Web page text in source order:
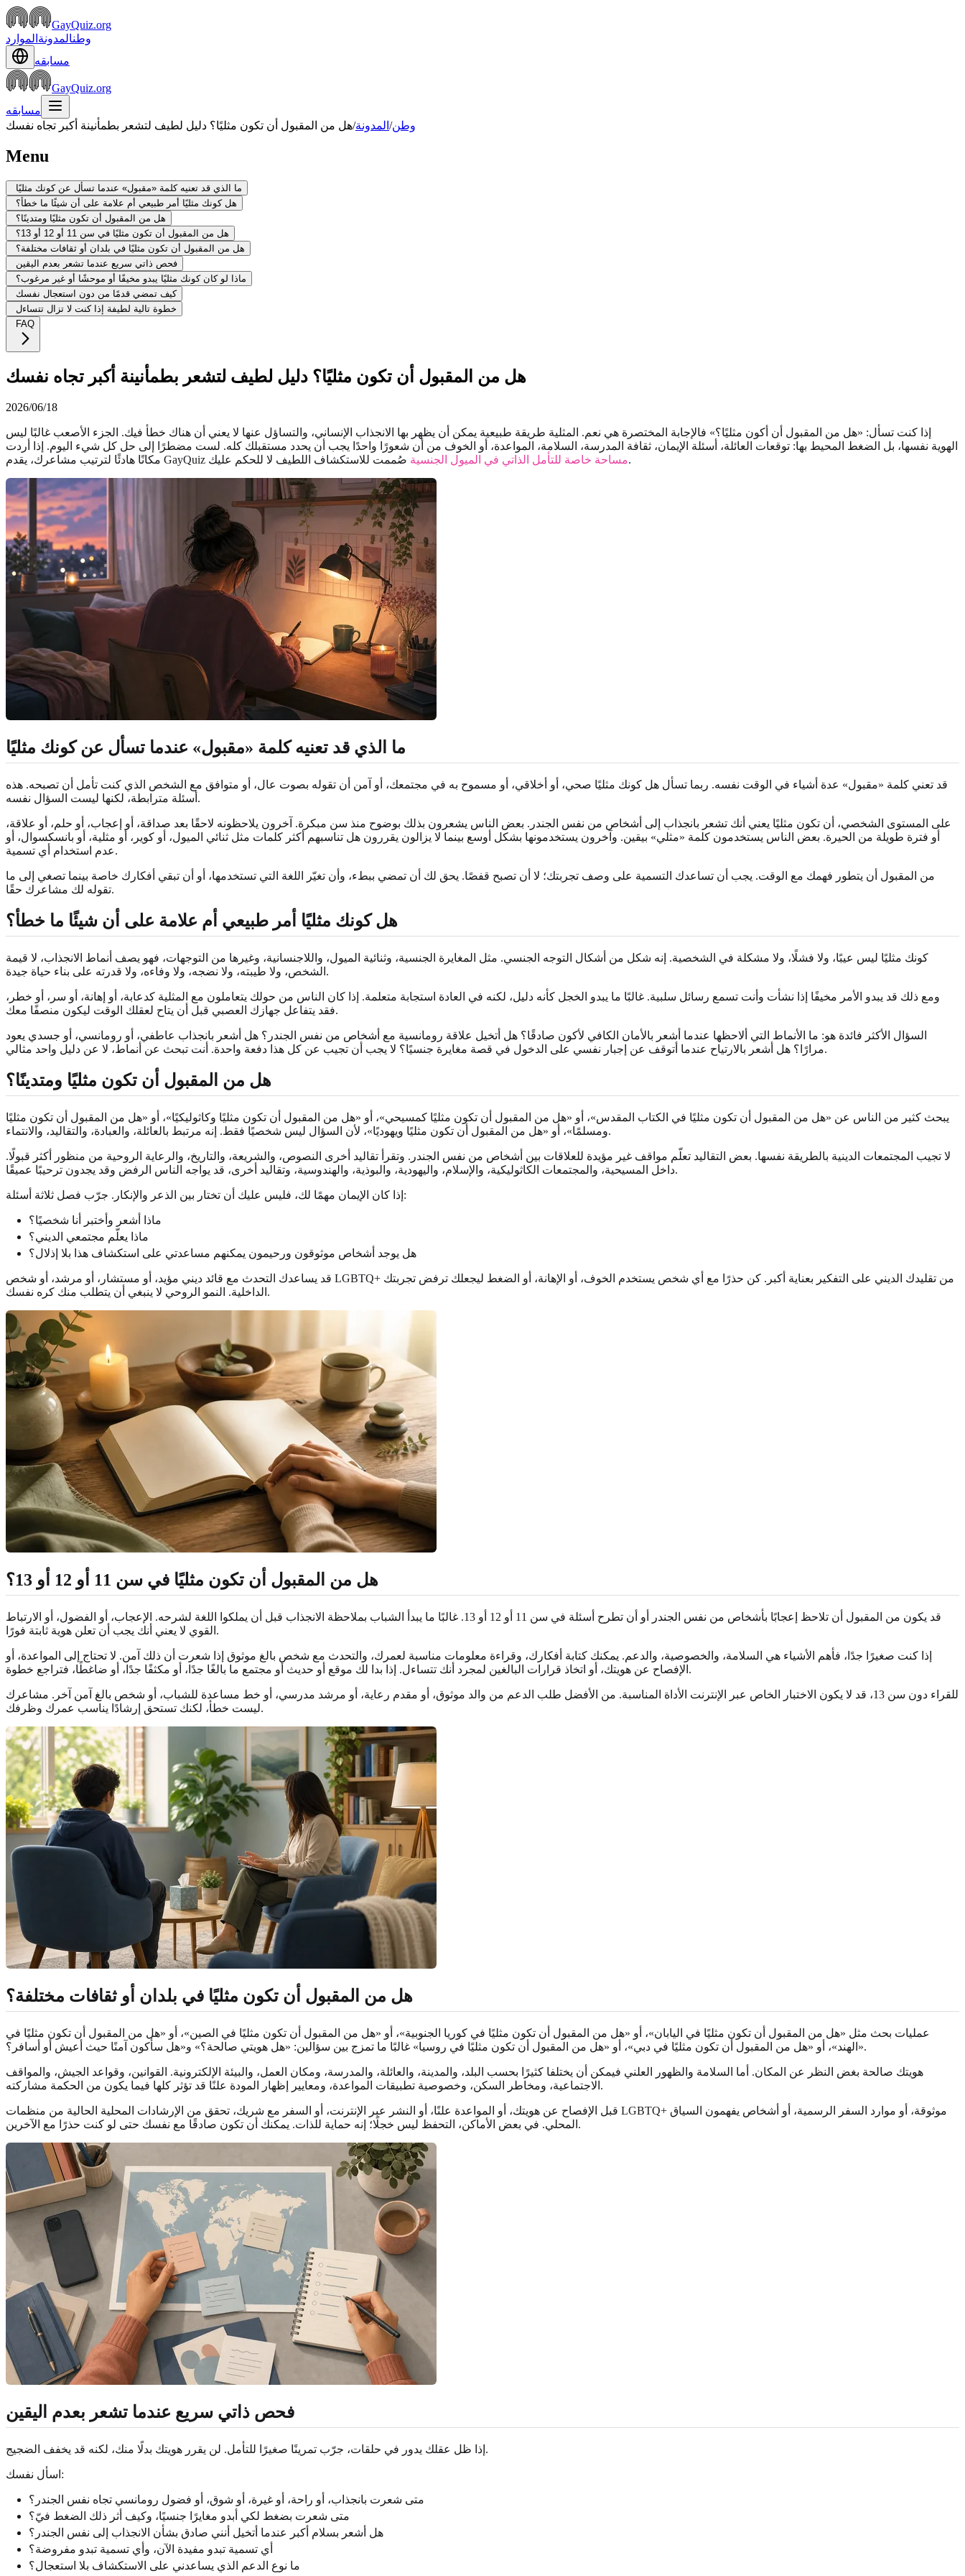
GayQuiz.org
وطنالمدونة الموارد
مسابقه
GayQuiz.org
مسابقه
وطن/ المدونة/هل من المقبول أن تكون مثليًا؟ دليل لطيف لتشعر بطمأنينة أكبر تجاه نفسك
Menu
ما الذي قد تعنيه كلمة «مقبول» عندما تسأل عن كونك مثليًا
هل كونك مثليًا أمر طبيعي أم علامة على أن شيئًا ما خطأ؟
هل من المقبول أن تكون مثليًا ومتدينًا؟
هل من المقبول أن تكون مثليًا في سن 11 أو 12 أو 13؟
هل من المقبول أن تكون مثليًا في بلدان أو ثقافات مختلفة؟
فحص ذاتي سريع عندما تشعر بعدم اليقين
ماذا لو كان كونك مثليًا يبدو مخيفًا أو موحشًا أو غير مرغوب؟
كيف تمضي قدمًا من دون استعجال نفسك
خطوة تالية لطيفة إذا كنت لا تزال تتساءل
FAQ
هل من المقبول أن تكون مثليًا؟ دليل لطيف لتشعر بطمأنينة أكبر تجاه نفسك
2026/06/18
إذا كنت تسأل: «هل من المقبول أن أكون مثليًا؟» فالإجابة المختصرة هي نعم. المثلية طريقة طبيعية يمكن أن يظهر بها الانجذاب الإنساني، والتساؤل عنها لا يعني أن هناك خطأ فيك. الجزء الأصعب غالبًا ليس
الهوية نفسها، بل الضغط المحيط بها: توقعات العائلة، أسئلة الإيمان، ثقافة المدرسة، السلامة، المواعدة، أو الخوف من أن شعورًا واحدًا يجب أن يحدد مستقبلك كله. لست مضطرًا إلى حل كل شيء اليوم. إذا أردت
مكانًا هادئًا لترتيب مشاعرك، يقدم GayQuiz
مساحة خاصة للتأمل الذاتي في الميول الجنسيةصُممت للاستكشاف اللطيف لا للحكم عليك.
ما الذي قد تعنيه كلمة «مقبول» عندما تسأل عن كونك مثليًا
قد تعني كلمة «مقبول» عدة أشياء في الوقت نفسه. ربما تسأل هل كونك مثليًا صحي، أو أخلاقي، أو مسموح به في مجتمعك، أو آمن أن تقوله بصوت عال، أو متوافق مع الشخص الذي كنت تأمل أن تصبحه. هذه
أسئلة مترابطة، لكنها ليست السؤال نفسه.
على المستوى الشخصي، أن تكون مثليًا يعني أنك تشعر بانجذاب إلى أشخاص من نفس الجندر. بعض الناس يشعرون بذلك بوضوح منذ سن مبكرة. آخرون يلاحظونه لاحقًا بعد صداقة، أو إعجاب، أو حلم، أو علاقة،
أو فترة طويلة من الحيرة. بعض الناس يستخدمون كلمة «مثلي» بيقين. وآخرون يستخدمونها بشكل أوسع بينما لا يزالون يقررون هل تناسبهم أكثر كلمات مثل ثنائي الميول، أو كوير، أو مثلية، أو بانسكسوال، أو
عدم استخدام أي تسمية.
من المقبول أن يتطور فهمك مع الوقت. يجب أن تساعدك التسمية على وصف تجربتك؛ لا أن تصبح قفصًا. يحق لك أن تمضي ببطء، وأن تغيّر اللغة التي تستخدمها، أو أن تبقي أفكارك خاصة بينما تصغي إلى ما
تقوله لك مشاعرك حقًا.
هل كونك مثليًا أمر طبيعي أم علامة على أن شيئًا ما خطأ؟
كونك مثليًا ليس عيبًا، ولا فشلًا، ولا مشكلة في الشخصية. إنه شكل من أشكال التوجه الجنسي. مثل المغايرة الجنسية، وثنائية الميول، واللاجنسانية، وغيرها من التوجهات، فهو يصف أنماط الانجذاب، لا قيمة
الشخص، ولا طيبته، ولا نضجه، ولا وفاءه، ولا قدرته على بناء حياة جيدة.
ومع ذلك قد يبدو الأمر مخيفًا إذا نشأت وأنت تسمع رسائل سلبية. غالبًا ما يبدو الخجل كأنه دليل، لكنه في العادة استجابة متعلمة. إذا كان الناس من حولك يتعاملون مع المثلية كدعابة، أو إهانة، أو سر، أو خطر،
فقد يتفاعل جهازك العصبي قبل أن يتاح لعقلك الوقت ليكون منصفًا معك.
السؤال الأكثر فائدة هو: ما الأنماط التي ألاحظها عندما أشعر بالأمان الكافي لأكون صادقًا؟ هل أتخيل علاقة رومانسية مع أشخاص من نفس الجندر؟ هل أشعر بانجذاب عاطفي، أو رومانسي، أو جسدي يعود
مرارًا؟ هل أشعر بالارتياح عندما أتوقف عن إجبار نفسي على الدخول في قصة مغايرة جنسيًا؟ لا يجب أن تجيب عن كل هذا دفعة واحدة. أنت تبحث عن أنماط، لا عن دليل واحد مثالي.
هل من المقبول أن تكون مثليًا ومتدينًا؟
يبحث كثير من الناس عن «هل من المقبول أن تكون مثليًا في الكتاب المقدس»، أو «هل من المقبول أن تكون مثليًا كمسيحي»، أو «هل من المقبول أن تكون مثليًا وكاثوليكيًا»، أو «هل من المقبول أن تكون مثليًا
ومسلمًا»، أو «هل من المقبول أن تكون مثليًا ويهوديًا»، لأن السؤال ليس شخصيًا فقط. إنه مرتبط بالعائلة، والعبادة، والتقاليد، والانتماء.
لا تجيب المجتمعات الدينية بالطريقة نفسها. بعض التقاليد تعلّم مواقف غير مؤيدة للعلاقات بين أشخاص من نفس الجندر. وتقرأ تقاليد أخرى النصوص، والشريعة، والتاريخ، والرعاية الروحية من منظور أكثر قبولًا.
داخل المسيحية، والمجتمعات الكاثوليكية، والإسلام، واليهودية، والبوذية، والهندوسية، وتقاليد أخرى، قد يواجه الناس الرفض وقد يجدون ترحيبًا عميقًا.
إذا كان الإيمان مهمًا لك، فليس عليك أن تختار بين الذعر والإنكار. جرّب فصل ثلاثة أسئلة:
ماذا أشعر وأختبر أنا شخصيًا؟
ماذا يعلّم مجتمعي الديني؟
هل يوجد أشخاص موثوقون ورحيمون يمكنهم مساعدتي على استكشاف هذا بلا إذلال؟
قد يساعدك التحدث مع قائد ديني مؤيد، أو مستشار، أو مرشد، أو شخص LGBTQ+ من تقليدك الديني على التفكير بعناية أكبر. كن حذرًا مع أي شخص يستخدم الخوف، أو الإهانة، أو الضغط ليجعلك ترفض تجربتك
الداخلية. النمو الروحي لا ينبغي أن يتطلب منك كره نفسك.
هل من المقبول أن تكون مثليًا في سن 11 أو 12 أو 13؟
قد يكون من المقبول أن تلاحظ إعجابًا بأشخاص من نفس الجندر أو أن تطرح أسئلة في سن 11 أو 12 أو 13. غالبًا ما يبدأ الشباب بملاحظة الانجذاب قبل أن يملكوا اللغة لشرحه. الإعجاب، أو الفضول، أو الارتباط
القوي لا يعني أنك يجب أن تعلن هوية ثابتة فورًا.
إذا كنت صغيرًا جدًا، فأهم الأشياء هي السلامة، والخصوصية، والدعم. يمكنك كتابة أفكارك، وقراءة معلومات مناسبة لعمرك، والتحدث مع شخص بالغ موثوق إذا شعرت أن ذلك آمن. لا تحتاج إلى المواعدة، أو
الإفصاح عن هويتك، أو اتخاذ قرارات البالغين لمجرد أنك تتساءل. إذا بدا لك موقع أو حديث أو مجتمع ما بالغًا جدًا، أو مكثفًا جدًا، أو ضاغطًا، فتراجع خطوة.
للقراء دون سن 13، قد لا يكون الاختبار الخاص عبر الإنترنت الأداة المناسبة. من الأفضل طلب الدعم من والد موثوق، أو مقدم رعاية، أو مرشد مدرسي، أو خط مساعدة للشباب، أو شخص بالغ آمن آخر. مشاعرك
ليست خطأ، لكنك تستحق إرشادًا يناسب عمرك وظرفك.
هل من المقبول أن تكون مثليًا في بلدان أو ثقافات مختلفة؟
عمليات بحث مثل «هل من المقبول أن تكون مثليًا في اليابان»، أو «هل من المقبول أن تكون مثليًا في كوريا الجنوبية»، أو «هل من المقبول أن تكون مثليًا في الصين»، أو «هل من المقبول أن تكون مثليًا في
الهند»، أو «هل من المقبول أن تكون مثليًا في دبي»، أو «هل من المقبول أن تكون مثليًا في روسيا» غالبًا ما تمزج بين سؤالين: «هل هويتي صالحة؟» و«هل سأكون آمنًا حيث أعيش أو أسافر؟».
هويتك صالحة بغض النظر عن المكان. أما السلامة والظهور العلني فيمكن أن يختلفا كثيرًا بحسب البلد، والمدينة، والعائلة، والمدرسة، ومكان العمل، والبيئة الإلكترونية. القوانين، وقواعد الجيش، والمواقف
الاجتماعية، ومخاطر السكن، وخصوصية تطبيقات المواعدة، ومعايير إظهار المودة علنًا قد تؤثر كلها فيما يكون من الحكمة مشاركته.
قبل الإفصاح عن هويتك، أو المواعدة علنًا، أو النشر عبر الإنترنت، أو السفر مع شريك، تحقق من الإرشادات المحلية الحالية من منظمات LGBTQ+ موثوقة، أو موارد السفر الرسمية، أو أشخاص يفهمون السياق
المحلي. في بعض الأماكن، التحفظ ليس خجلًا؛ إنه حماية للذات. يمكنك أن تكون صادقًا مع نفسك حتى لو كنت حذرًا مع الآخرين.
فحص ذاتي سريع عندما تشعر بعدم اليقين
إذا ظل عقلك يدور في حلقات، جرّب تمرينًا صغيرًا للتأمل. لن يقرر هويتك بدلًا منك، لكنه قد يخفف الضجيج.
اسأل نفسك:
متى شعرت بانجذاب، أو راحة، أو غيرة، أو شوق، أو فضول رومانسي تجاه نفس الجندر؟
متى شعرت بضغط لكي أبدو مغايرًا جنسيًا، وكيف أثر ذلك الضغط فيّ؟
هل أشعر بسلام أكبر عندما أتخيل أنني صادق بشأن الانجذاب إلى نفس الجندر؟
أي تسمية تبدو مفيدة الآن، وأي تسمية تبدو مفروضة؟
ما نوع الدعم الذي يساعدني على الاستكشاف بلا استعجال؟